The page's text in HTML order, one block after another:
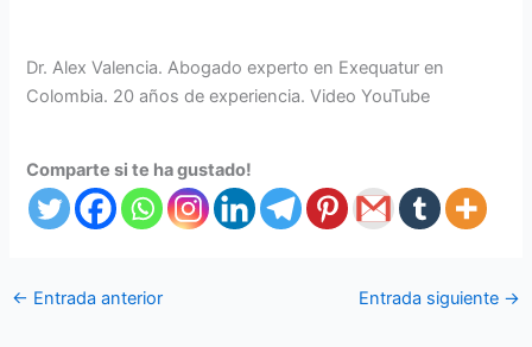
Dr. Alex Valencia. Abogado experto en Exequatur en
Colombia. 20 años de experiencia. Video YouTube
Comparte si te ha gustado!
← Entrada anterior Entrada siguiente →